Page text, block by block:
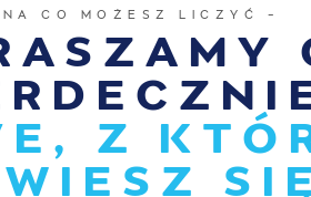
CO MOŻESZ LICZYĆ -
Z